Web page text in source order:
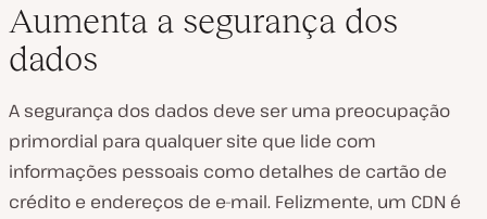
Aumenta a segurança dos
dados
A segurança dos dados deve ser uma preocupação
primordial para qualquer site que lide com
informações pessoais como detalhes de cartão de
crédito e endereços de e-mail. Felizmente, um CDN é